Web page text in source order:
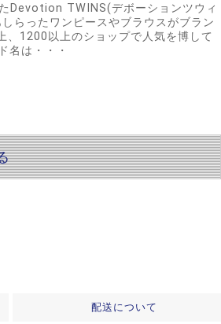
Devotion TWINS(デボーションツウィ
らったワンピースやブラウスがブラン
、1200以上のショップで人気を博して
名は・・・
配送について